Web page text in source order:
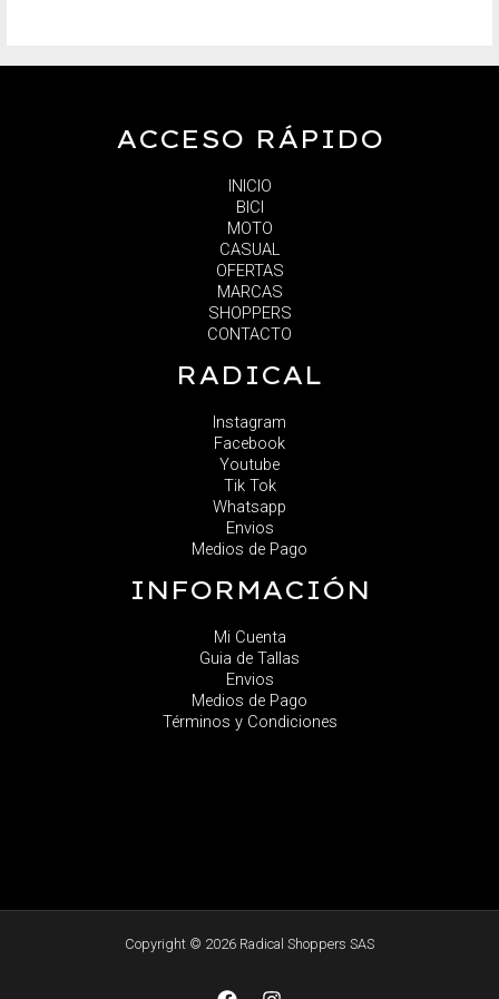
ACCESO RÁPIDO
INICIO
BICI
MOTO
CASUAL
OFERTAS
MARCAS
SHOPPERS
CONTACTO
RADICAL
Instagram
Facebook
Youtube
Tik Tok
Whatsapp
Envios
Medios de Pago
INFORMACIÓN
Mi Cuenta
Guia de Tallas
Envios
Medios de Pago
Términos y Condiciones
Copyright © 2026 Radical Shoppers SAS